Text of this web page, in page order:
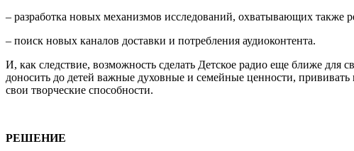
– разработка новых механизмов исследований, охватывающих также
– поиск новых каналов доставки и потребления аудиоконтента.
И, как следствие, возможность сделать Детское радио еще ближе для
доносить до детей важные духовные и семейные ценности,
свои творческие способности.
РЕШЕНИЕ